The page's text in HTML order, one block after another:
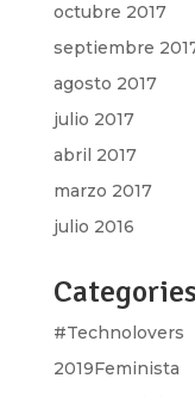
octubre 2017
septiembre
agosto 2017
julio 2017
abril 2017
marzo 2017
julio 2016
Categories
#Technolovers
2019Feminista